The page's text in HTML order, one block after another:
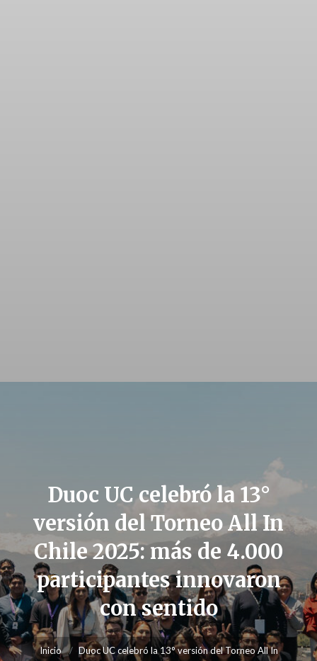
Duoc UC celebró la 13°
versión del Torneo All In
Chile 2025: más de 4.000
participantes innovaron
con sentido
Inicio
Duoc UC celebró la 13° versión del Torneo All In